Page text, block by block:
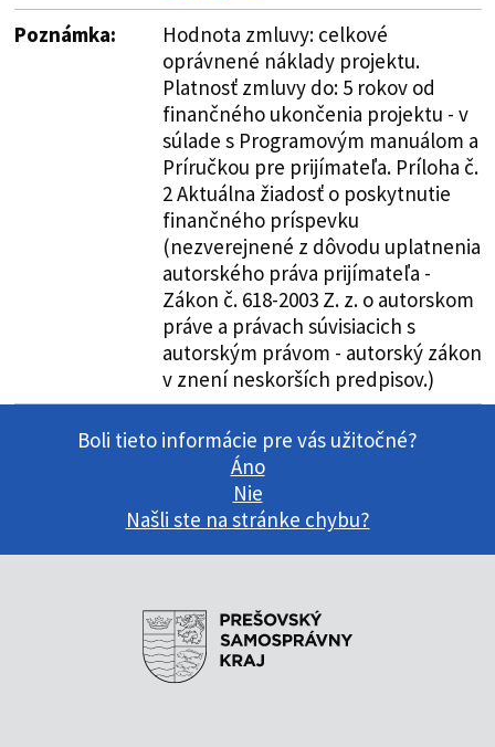
Poznámka:
Hodnota zmluvy: celkové
oprávnené náklady projektu.
Platnosť zmluvy do: 5 rokov od
finančného ukončenia projektu - v
súlade s Programovým manuálom a
Príručkou pre prijímateľa. Príloha č.
2 Aktuálna žiadosť o poskytnutie
finančného príspevku
(nezverejnené z dôvodu uplatnenia
autorského práva prijímateľa -
Zákon č. 618-2003 Z. z. o autorskom
práve a právach súvisiacich s
autorským právom - autorský zákon
v znení neskorších predpisov.)
Boli tieto informácie pre vás užitočné?
Áno
Nie
Našli ste na stránke chybu?